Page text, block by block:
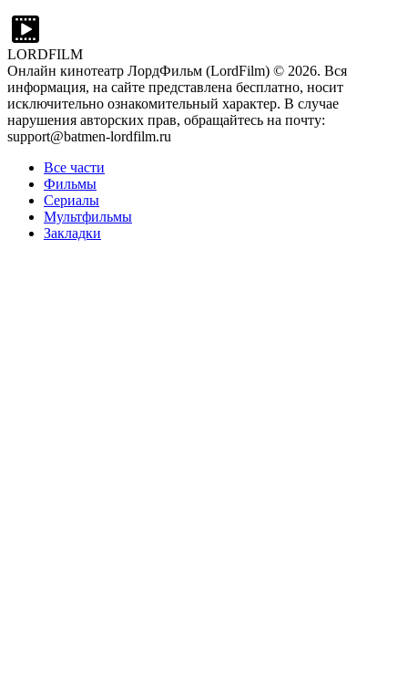
LORDFILM
Онлайн кинотеатр ЛордФильм (LordFilm) © 2026. Вся
информация, на сайте представлена бесплатно, носит
исключительно ознакомительный характер. В случае
нарушения авторских прав, обращайтесь на почту:
support@batmen-lordfilm.ru
Все части
Фильмы
Сериалы
Мультфильмы
Закладки